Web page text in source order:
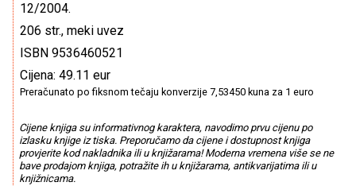
12/2004.
206 str., meki uvez
ISBN 9536460521
Cijena: 49.11 eur
Preračunato po fiksnom tečaju konverzije 7,53450 kuna za 1 euro
Cijene knjiga su informativnog karaktera, navodimo prvu cijenu po
izlasku knjige iz tiska. Preporučamo da cijene i dostupnost knjiga
provjerite kod nakladnika ili u knjižarama! Moderna vremena više se ne
bave prodajom knjiga, potražite ih u knjižarama, antikvarijatima ili u
knjižnicama.